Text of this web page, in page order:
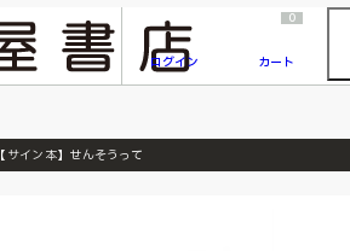
『ONE PIECE magazine 021 ONE PIECEカード付き同梱版』発売延期のご案内
ログイン
0
カート
【サイン本】せんそうって